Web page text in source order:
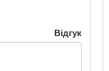
Відгук